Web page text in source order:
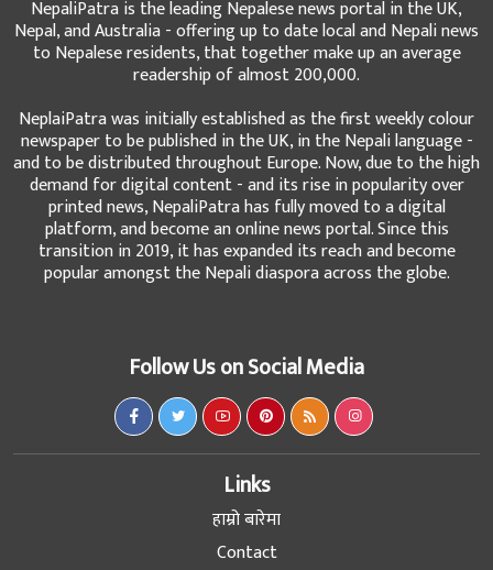
NepaliPatra is the leading Nepalese news portal in the UK,
Nepal, and Australia - offering up to date local and Nepali news
to Nepalese residents, that together make up an average
readership of almost 200,000.
NeplaiPatra was initially established as the first weekly colour
newspaper to be published in the UK, in the Nepali language -
and to be distributed throughout Europe. Now, due to the high
demand for digital content - and its rise in popularity over
printed news, NepaliPatra has fully moved to a digital
platform, and become an online news portal. Since this
transition in 2019, it has expanded its reach and become
popular amongst the Nepali diaspora across the globe.
Follow Us on Social Media
Links
हाम्रो बारेमा
Contact